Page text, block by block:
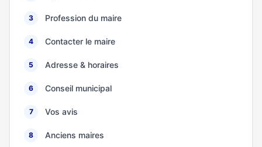
3 Profession du maire
4 Contacter le maire
5 Adresse & horaires
6 Conseil municipal
7 Vos avis
8 Anciens maires